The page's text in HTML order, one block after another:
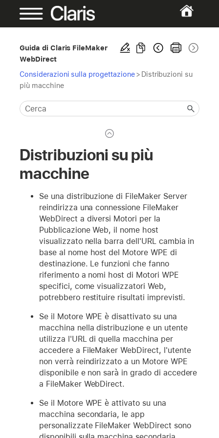
Guida di Claris FileMaker
WebDirect
Considerazioni sulla progettazione> Distribuzioni su
più macchine
Distribuzioni su più
macchine
Se una distribuzione di FileMaker Server
reindirizza una connessione FileMaker
WebDirect a diversi Motori per la
Pubblicazione Web, il nome host
visualizzato nella barra dell'URL cambia in
base al nome host del Motore WPE di
destinazione. Le funzioni che fanno
riferimento a nomi host di Motori WPE
specifici, come visualizzatori Web,
potrebbero restituire risultati imprevisti.
Se il Motore WPE è disattivato su una
macchina nella distribuzione e un utente
utilizza l'URL di quella macchina per
accedere a FileMaker WebDirect, l'utente
non verrà reindirizzato a un Motore WPE
disponibile e non sarà in grado di accedere
a FileMaker WebDirect.
Se il Motore WPE è attivato su una
macchina secondaria, le app
personalizzate FileMaker WebDirect sono